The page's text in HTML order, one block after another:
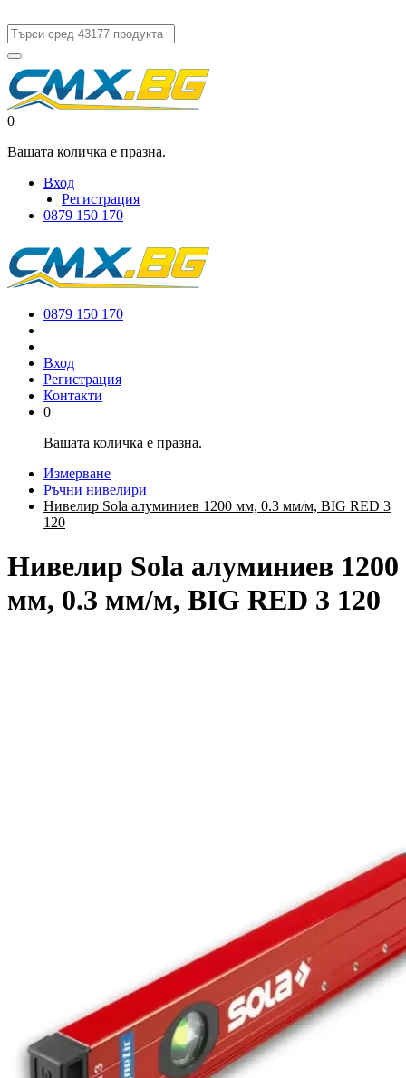
0
Вашата количка е празна.
Вход
Регистрация
0879 150 170
0879 150 170
Вход
Регистрация
Контакти
0
Вашата количка е празна.
Измерване
Ръчни нивелири
Нивелир Sola алуминиев 1200 мм, 0.3 мм/м, BIG RED 3
120
Нивелир Sola алуминиев 1200
мм, 0.3 мм/м, BIG RED 3 120